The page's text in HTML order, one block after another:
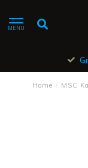
MENU
Home / MSC